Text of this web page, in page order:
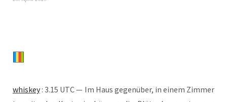
whis­key: 3.15 UTC — Im Haus gegen­über, in einem Zim­mer